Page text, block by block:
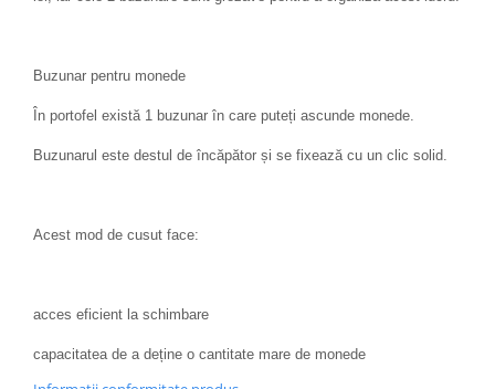
Buzunar pentru monede
În portofel există 1 buzunar în care puteți ascunde monede.
Buzunarul este destul de încăpător și se fixează cu un clic solid.
Acest mod de cusut face:
acces eficient la schimbare
capacitatea de a deține o cantitate mare de monede